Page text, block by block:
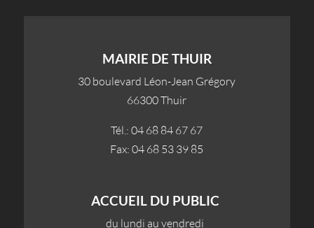
MAIRIE DE THUIR
30 boulevard Léon-Jean Grégory
66300 Thuir
Tél.: 04 68 84 67 67
Fax: 04 68 53 39 85
ACCUEIL DU PUBLIC
du lundi au vendredi